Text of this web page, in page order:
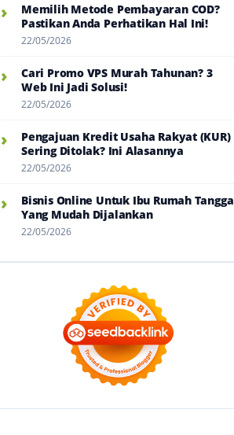
›
Memilih Metode Pembayaran COD?
Pastikan Anda Perhatikan Hal Ini!
22/05/2026
›
Cari Promo VPS Murah Tahunan? 3
Web Ini Jadi Solusi!
22/05/2026
›
Pengajuan Kredit Usaha Rakyat (KUR)
Sering Ditolak? Ini Alasannya
22/05/2026
›
Bisnis Online Untuk Ibu Rumah Tangga
Yang Mudah Dijalankan
22/05/2026